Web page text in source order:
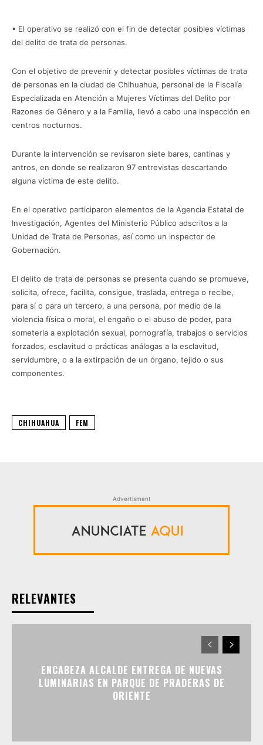
• El operativo se realizó con el fin de detectar posibles víctimas
del delito de trata de personas.
Con el objetivo de prevenir y detectar posibles víctimas de trata
de personas en la ciudad de Chihuahua, personal de la Fiscalía
Especializada en Atención a Mujeres Víctimas del Delito por
Razones de Género y a la Familia, llevó a cabo una inspección en
centros nocturnos.
Durante la intervención se revisaron siete bares, cantinas y
antros, en donde se realizaron 97 entrevistas descartando
alguna víctima de este delito.
En el operativo participaron elementos de la Agencia Estatal de
Investigación, Agentes del Ministerio Público adscritos a la
Unidad de Trata de Personas, así como un inspector de
Gobernación.
El delito de trata de personas se presenta cuando se promueve,
solicita, ofrece, facilita, consigue, traslada, entrega o recibe,
para sí o para un tercero, a una persona, por medio de la
violencia física o moral, el engaño o el abuso de poder, para
someterla a explotación sexual, pornografía, trabajos o servicios
forzados, esclavitud o prácticas análogas a la esclavitud,
servidumbre, o a la extirpación de un órgano, tejido o sus
componentes.
CHIHUAHUA FEM
Advertisment
RELEVANTES
ENCABEZA ALCALDE ENTREGA DE NUEVAS
LUMINARIAS EN PARQUE DE PRADERAS DE
ORIENTE